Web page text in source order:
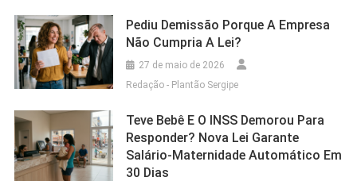
Pediu Demissão Porque A Empresa
Não Cumpria A Lei?
27 de maio de 2026
Redação - Plantão Sergipe
Teve Bebê E O INSS Demorou Para
Responder? Nova Lei Garante
Salário-Maternidade Automático Em
30 Dias